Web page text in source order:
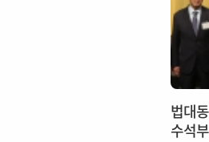
법대
수석